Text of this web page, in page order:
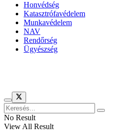
Honvédség
Katasztrófavédelem
Munkavédelem
NAV
Rendőrség
Ügyészség
No Result
View All Result